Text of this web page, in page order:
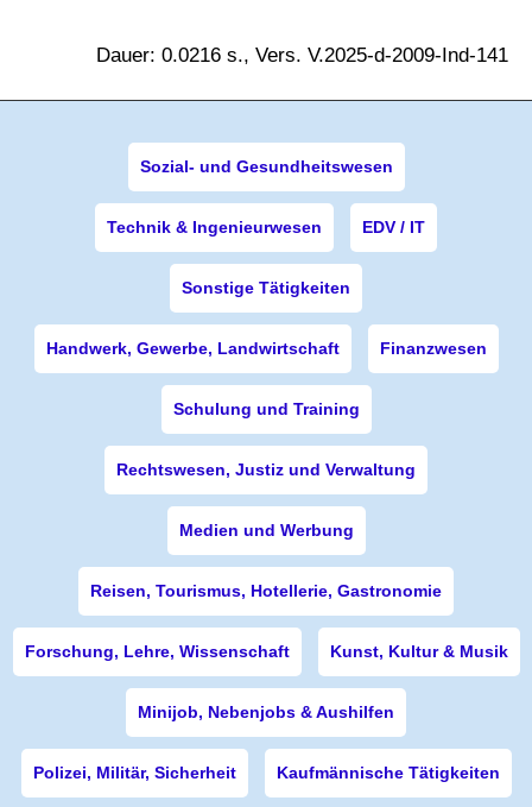
Dauer: 0.0216 s., Vers. V.2025-d-2009-Ind-141
Sozial- und Gesundheitswesen
Technik & Ingenieurwesen EDV / IT
Sonstige Tätigkeiten
Handwerk, Gewerbe, Landwirtschaft Finanzwesen
Schulung und Training
Rechtswesen, Justiz und Verwaltung
Medien und Werbung
Reisen, Tourismus, Hotellerie, Gastronomie
Forschung, Lehre, Wissenschaft Kunst, Kultur & Musik
Minijob, Nebenjobs & Aushilfen
Polizei, Militär, Sicherheit Kaufmännische Tätigkeiten